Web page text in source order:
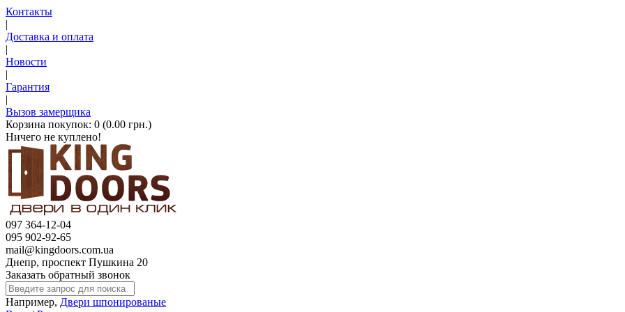
Контакты
|
Доставка и оплата
|
Новости
|
Гарантия
|
Вызов замерщика
Корзина покупок: 0 (0.00 грн.)
Ничего не куплено!
097 364-12-04
095 902-92-65
mail@kingdoors.com.ua
Днепр, проспект Пушкина 20
Заказать обратный звонок
Например, Двери шпонированые